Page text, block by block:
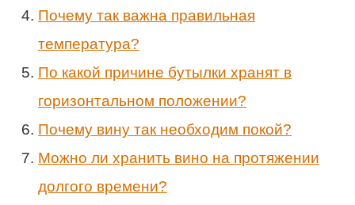
Почему так важна правильная
температура?
По какой причине бутылки хранят в
горизонтальном положении?
Почему вину так необходим покой?
Можно ли хранить вино на протяжении
долгого времени?